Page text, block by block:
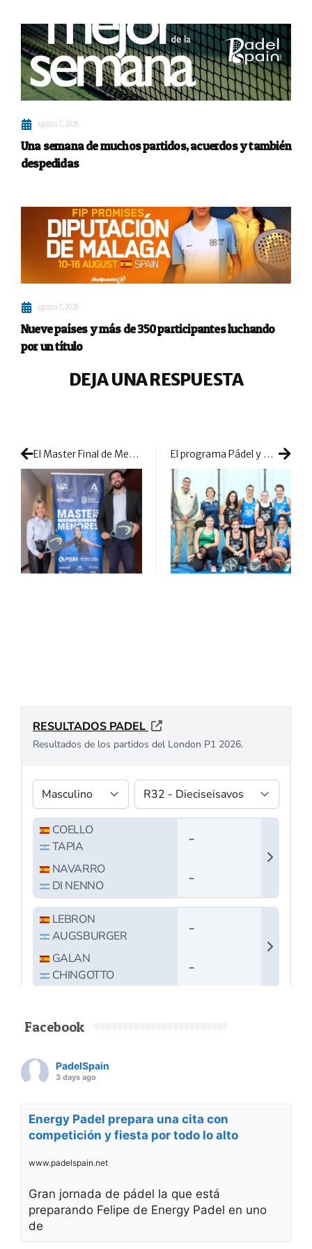
agosto 7, 2026
Una semana de muchos partidos, acuerdos y también
despedidas
agosto 7, 2026
Nueve países y más de 350 participantes luchando
por un título
DEJA UNA RESPUESTA
El Master Final de Menores de la Fed. Andaluza llega con las palas en todo lo alto a Málaga El programa Pádel y Mujer comienza en Coín como iniciativa de la Diputación de Málaga
Facebook
PadelSpain
3 days ago
Energy Padel prepara una cita con
competición y fiesta por todo lo alto
www.padelspain.net
Gran jornada de pádel la que está
preparando Felipe de Energy Padel en uno
de